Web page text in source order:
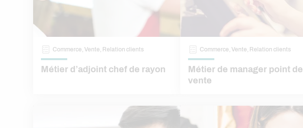
Commerce, Vente, Relation clients
Métier d’adjoint chef de rayon
Commerce, Vente, Relation clients
Métier de manager point de
vente